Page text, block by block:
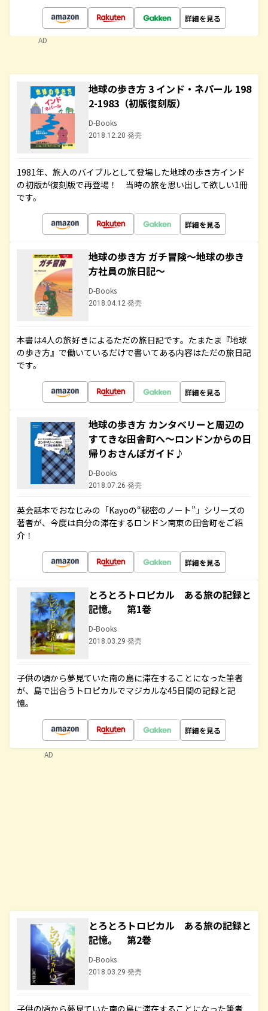
詳細を見る
AD
地球の歩き方 3 インド・ネパール 198
2-1983（初版復刻版）
D-Books
2018.12.20 発売
1981年、旅人のバイブルとして登場した地球の歩き方インド
の初版が復刻版で再登場！ 当時の旅を思い出して欲しい1冊
です。
詳細を見る
地球の歩き方 ガチ冒険～地球の歩き
方社員の旅日記～
D-Books
2018.04.12 発売
本書は4人の旅好きによるただの旅日記です。たまたま『地球
の歩き方』で働いているだけで書いてある内容はただの旅日記
です。
詳細を見る
地球の歩き方 カンタベリーと周辺の
すてきな田舎町へ～ロンドンからの日
帰りおさんぽガイド♪
D-Books
2018.07.26 発売
英会話本でおなじみの「Kayoの“秘密のノート”」シリーズの
著者が、今度は自分の滞在するロンドン南東の田舎町をご紹
介！
詳細を見る
とろとろトロピカル ある旅の記録と
記憶。 第1巻
D-Books
2018.03.29 発売
子供の頃から夢見ていた南の島に滞在することになった筆者
が、島で出合うトロピカルでマジカルな45日間の記録と記
憶。
詳細を見る
とろとろトロピカル ある旅の記録と
記憶。 第2巻
D-Books
2018.03.29 発売
子供の頃から夢見ていた南の島に滞在することになった筆者
AD